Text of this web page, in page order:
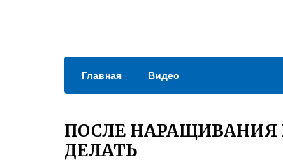
Главная Видео
ПОСЛЕ НАРАЩИВАНИЯ
ДЕЛАТЬ